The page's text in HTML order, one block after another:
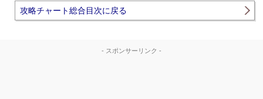
攻略チャート総合目次に戻る
- スポンサーリンク -